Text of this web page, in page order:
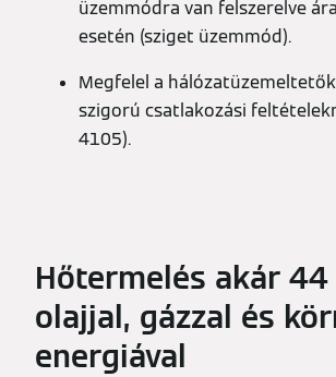
üzemmódra van felszerelve
esetén (sziget üzemmód).
Megfelel a
szigorú csatlakozási
4105).
Hőtermelés akár 44
olajjal, gázzal és
energiával